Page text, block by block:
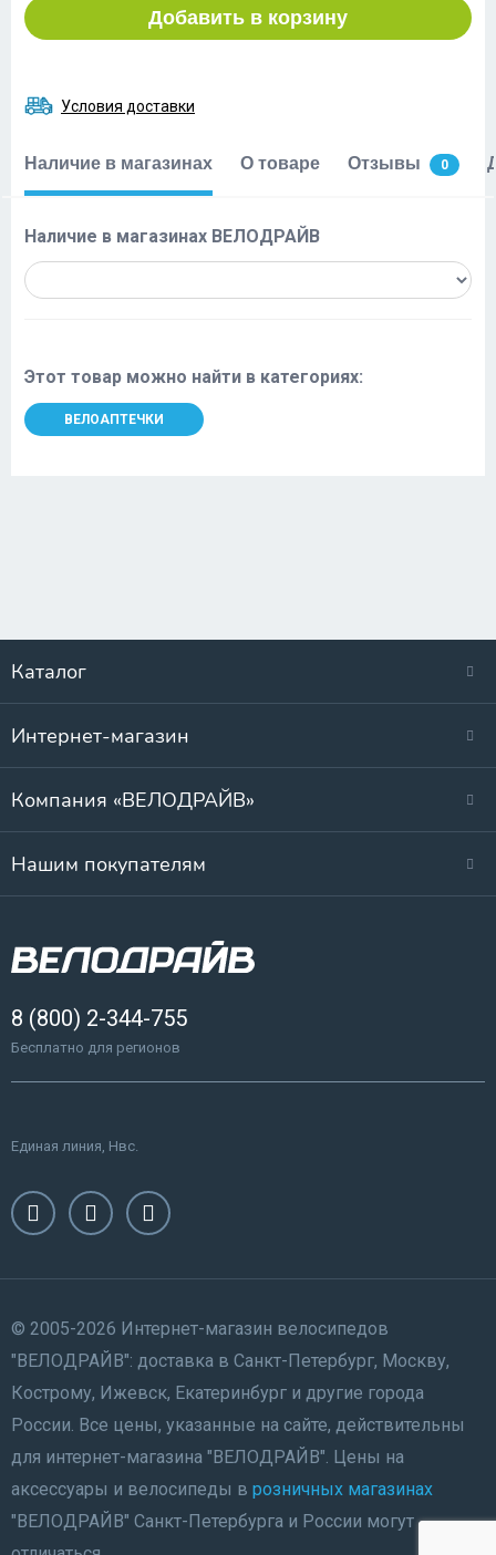
Добавить в корзину
Условия доставки
Наличие в магазинах О товаре Отзывы 0
Наличие в магазинах ВЕЛОДРАЙВ
Этот товар можно найти в категориях:
ВЕЛОАПТЕЧКИ
Каталог
Интернет-магазин
Компания «ВЕЛОДРАЙВ»
Нашим покупателям
8 (800) 2-344-755
Бесплатно для регионов
Единая линия, Нвс.
© 2005-2026 Интернет-магазин велосипедов
"ВЕЛОДРАЙВ": доставка в Санкт-Петербург, Москву,
Кострому, Ижевск, Екатеринбург и другие города
России. Все цены, указанные на сайте, действительны
для интернет-магазина "ВЕЛОДРАЙВ". Цены на
аксессуары и велосипеды в розничных магазинах
"ВЕЛОДРАЙВ" Санкт-Петербурга и России могут